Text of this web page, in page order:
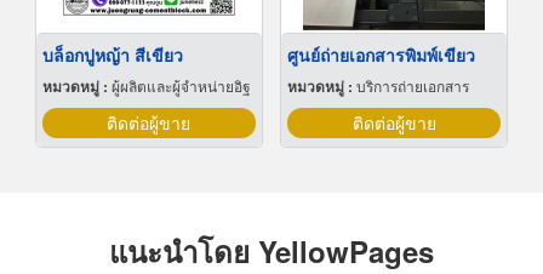
บล็อกปูหญ้า สีเขียว
หมวดหมู่ : ผู้ผลิตและผู้จำหน่ายอิฐ
ติดต่อผู้ขาย
ศูนย์ถ่ายเอกสารพิมพ์เขียว
หมวดหมู่ : บริการถ่ายเอกสาร
ติดต่อผู้ขาย
แนะนำโดย YellowPages